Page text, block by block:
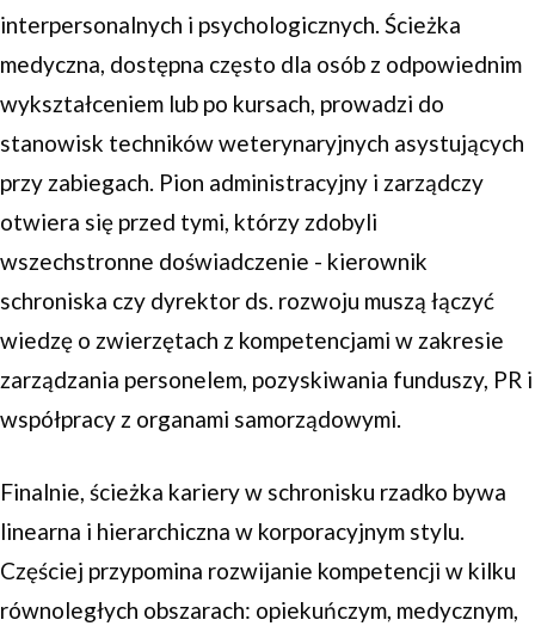
interpersonalnych i psychologicznych. Ścieżka
medyczna, dostępna często dla osób z odpowiednim
wykształceniem lub po kursach, prowadzi do
stanowisk techników weterynaryjnych asystujących
przy zabiegach. Pion administracyjny i zarządczy
otwiera się przed tymi, którzy zdobyli
wszechstronne doświadczenie - kierownik
schroniska czy dyrektor ds. rozwoju muszą łączyć
wiedzę o zwierzętach z kompetencjami w zakresie
zarządzania personelem, pozyskiwania funduszy, PR i
współpracy z organami samorządowymi.
Finalnie, ścieżka kariery w schronisku rzadko bywa
linearna i hierarchiczna w korporacyjnym stylu.
Częściej przypomina rozwijanie kompetencji w kilku
równoległych obszarach: opiekuńczym, medycznym,